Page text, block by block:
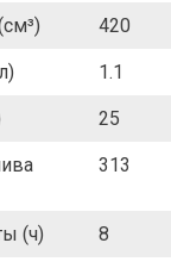
420
1.1
25
313
(ч) 8